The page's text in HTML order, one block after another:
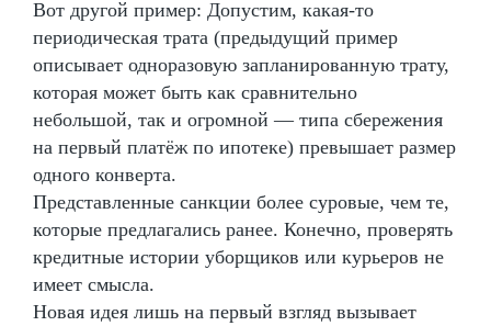
Вот другой пример: Допустим, какая-то
периодическая трата (предыдущий пример
описывает одноразовую запланированную трату,
которая может быть как сравнительно
небольшой, так и огромной — типа сбережения
на первый платёж по ипотеке) превышает размер
одного конверта.
Представленные санкции более суровые, чем те,
которые предлагались ранее. Конечно, проверять
кредитные истории уборщиков или курьеров не
имеет смысла.
Новая идея лишь на первый взгляд вызывает